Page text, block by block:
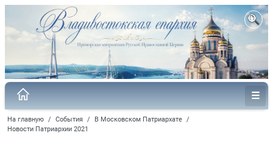
На главную / События / В Московском Патриархате /
Новости Патриархии 2021